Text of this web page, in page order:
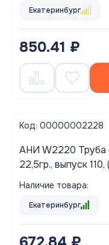
Екатеринбург
850.41 ₽
Код: 00000002228
АНИ W2220 Труба
22,5гр., выпуск 110,
Наличие товара:
Екатеринбург